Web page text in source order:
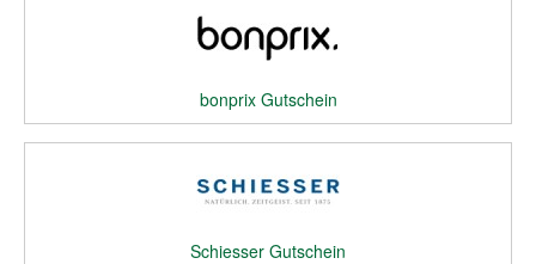
bonprix Gutschein
Schiesser Gutschein